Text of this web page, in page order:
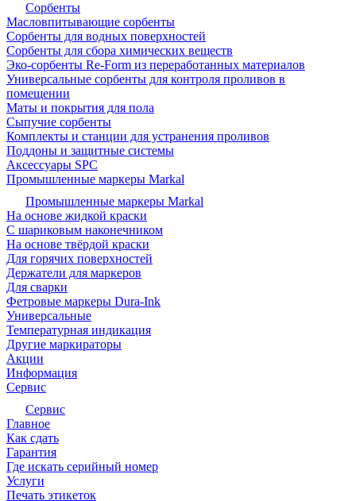
Сорбенты
Масловпитывающие сорбенты
Сорбенты для водных поверхностей
Сорбенты для сбора химических веществ
Эко-сорбенты Re-Form из переработанных материалов
Универсальные сорбенты для контроля проливов в
помещении
Маты и покрытия для пола
Сыпучие сорбенты
Комплекты и станции для устранения проливов
Поддоны и защитные системы
Аксессуары SPC
Промышленные маркеры Markal
Промышленные маркеры Markal
На основе жидкой краски
С шариковым наконечником
На основе твёрдой краски
Для горячих поверхностей
Держатели для маркеров
Для сварки
Фетровые маркеры Dura-Ink
Универсальные
Температурная индикация
Другие маркираторы
Акции
Информация
Сервис
Сервис
Главное
Как сдать
Гарантия
Где искать серийный номер
Услуги
Печать этикеток